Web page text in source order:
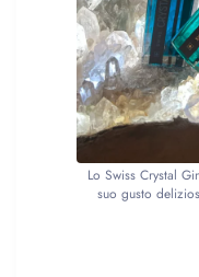
Lo Swiss Crystal
suo gusto